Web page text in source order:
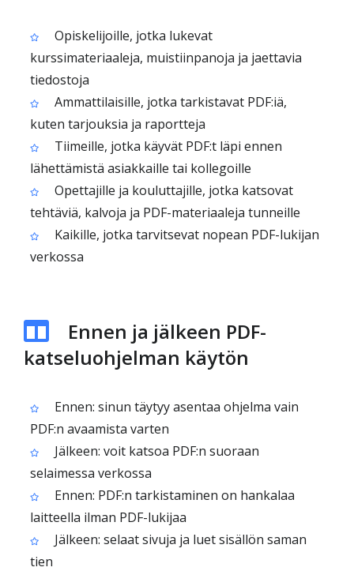
Opiskelijoille, jotka lukevat
kurssimateriaaleja, muistiinpanoja ja jaettavia
tiedostoja
Ammattilaisille, jotka tarkistavat PDF:iä,
kuten tarjouksia ja raportteja
Tiimeille, jotka käyvät PDF:t läpi ennen
lähettämistä asiakkaille tai kollegoille
Opettajille ja kouluttajille, jotka katsovat
tehtäviä, kalvoja ja PDF-materiaaleja tunneille
Kaikille, jotka tarvitsevat nopean PDF-lukijan
verkossa
Ennen ja jälkeen PDF-
katseluohjelman käytön
Ennen: sinun täytyy asentaa ohjelma vain
PDF:n avaamista varten
Jälkeen: voit katsoa PDF:n suoraan
selaimessa verkossa
Ennen: PDF:n tarkistaminen on hankalaa
laitteella ilman PDF-lukijaa
Jälkeen: selaat sivuja ja luet sisällön saman
tien